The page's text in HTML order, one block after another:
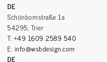
DE
Schönbornstraße 1a
54295, Trier
T: +49 1609 2589 540
E: info@wsbdesign.com
DE